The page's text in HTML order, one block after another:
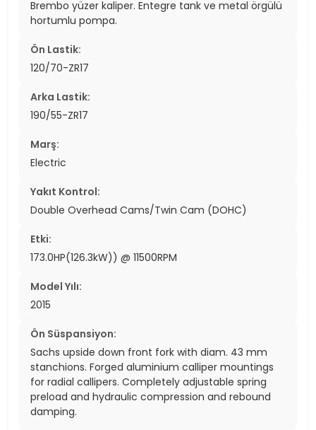
Brembo yüzer kaliper. Entegre tank ve metal örgülü
hortumlu pompa.
Ön Lastik:
120/70-ZR17
Arka Lastik:
190/55-ZR17
Marş:
Electric
Yakıt Kontrol:
Double Overhead Cams/Twin Cam (DOHC)
Etki:
173.0HP(126.3kW)) @ 11500RPM
Model Yılı:
2015
Ön Süspansiyon:
Sachs upside down front fork with diam. 43 mm
stanchions. Forged aluminium calliper mountings
for radial callipers. Completely adjustable spring
preload and hydraulic compression and rebound
damping.